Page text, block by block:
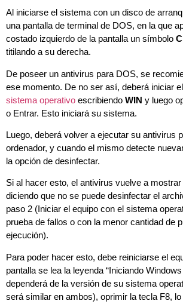
Al iniciarse el sistema con un disco de
una pantalla de terminal de DOS, en la que
costado izquierdo de la pantalla un símbolo
titilando a su derecha.
De poseer un antivirus para DOS, se
ese momento. De no ser así, deberá iniciar el
sistema operativo escribiendo WIN y luego
o Entrar. Esto iniciará su sistema.
Luego, deberá volver a ejecutar su antivirus
ordenador, y cuando el mismo detecte
la opción de desinfectar.
Si al hacer esto, el antivirus vuelve a
diciendo que no se puede desinfectar el
paso 2 (Iniciar el equipo con el sistema
prueba de fallos o con la menor cantidad de
ejecución).
Para poder hacer esto, debe reiniciarse el
pantalla se lea la leyenda “Iniciando
dependerá de la versión de su sistema
será similar en ambos), oprimir la tecla F8,